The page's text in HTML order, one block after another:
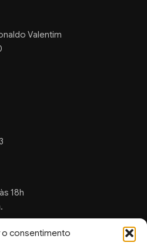
o consentimento
Valentim
18h